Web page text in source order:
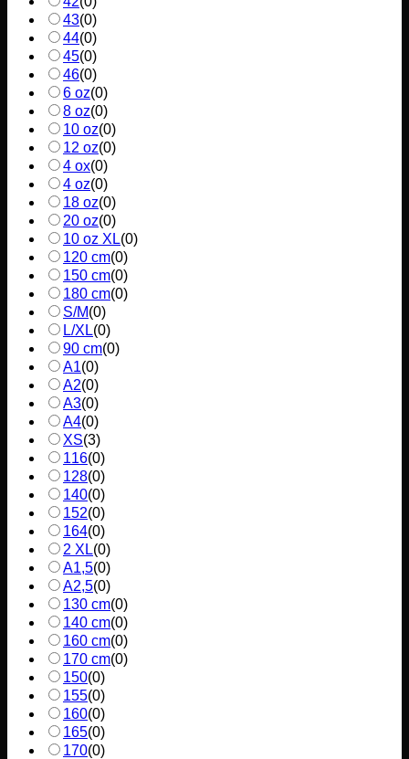
43(0)
44(0)
45(0)
46(0)
6 oz(0)
8 oz(0)
10 oz(0)
12 oz(0)
4 ox(0)
4 oz(0)
18 oz(0)
20 oz(0)
10 oz XL(0)
120 cm(0)
150 cm(0)
180 cm(0)
S/M(0)
L/XL(0)
90 cm(0)
A1(0)
A2(0)
A3(0)
A4(0)
XS(3)
116(0)
128(0)
140(0)
152(0)
164(0)
2 XL(0)
A1,5(0)
A2,5(0)
130 cm(0)
140 cm(0)
160 cm(0)
170 cm(0)
150(0)
155(0)
160(0)
165(0)
170(0)